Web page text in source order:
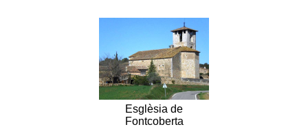
Esglèsia de
Fontcoberta